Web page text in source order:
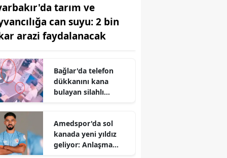
tarım ve
can suyu: 2 bin
arazi faydalanacak
Bağlar'da telefon
dükkanını kana
bulayan silahlı
Amedspor'da sol
kanada yeni yıldız
geliyor: Anlaşma